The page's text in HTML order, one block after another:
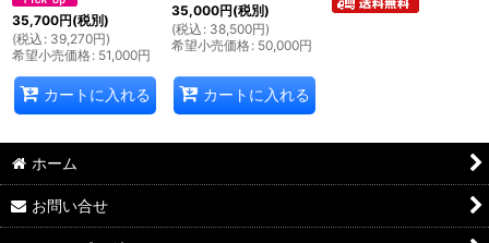
35,700円(税別)
(税込 : 39,270円)
希望小売価格: 51,000円
カートに入れる
35,000円(税別)
(税込 : 38,500円)
希望小売価格: 50,000円
カートに入れる
ホーム
お問い合せ